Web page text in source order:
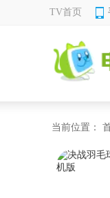
TV首页
当前位置：